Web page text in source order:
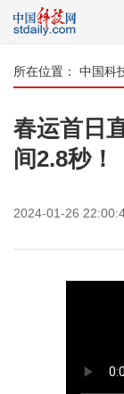
所在位置： 中国科
春运首日
间2.8秒！
2024-01-26